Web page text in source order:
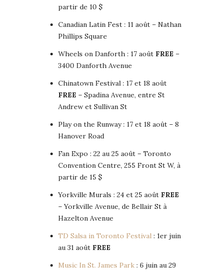
partir de 10 $
Canadian Latin Fest : 11 août – Nathan
Phillips Square
Wheels on Danforth : 17 août FREE –
3400 Danforth Avenue
Chinatown Festival : 17 et 18 août
FREE – Spadina Avenue, entre St
Andrew et Sullivan St
Play on the Runway : 17 et 18 août – 8
Hanover Road
Fan Expo : 22 au 25 août – Toronto
Convention Centre, 255 Front St W, à
partir de 15 $
Yorkville Murals : 24 et 25 août FREE
– Yorkville Avenue, de Bellair St à
Hazelton Avenue
TD Salsa in Toronto Festival : 1er juin
au 31 août FREE
Music In St. James Park : 6 juin au 29